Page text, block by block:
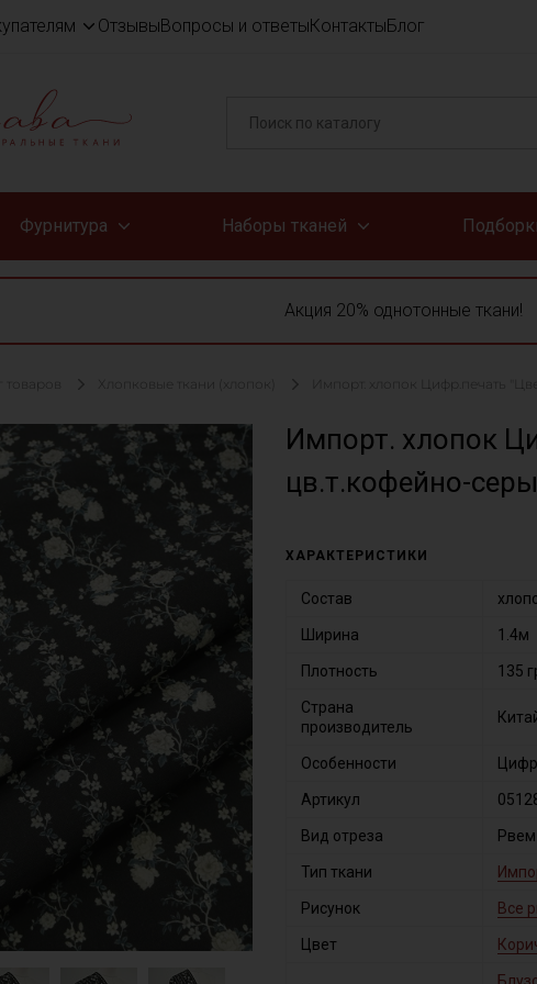
ОтзывыВопросы и ответыКонтактыБлог
Фурнитура Наборы тканей
Акция 20% однотонные ткани!
товаров Хлопковые ткани (хлопок) Импорт. хлопок Цифр.печать
Импорт. хлопок
цв.т.кофейно-
ХАРАКТЕРИСТИКИ
Состав
Ширина 1.4м
Плотность 135
Страна
производитель
Особенности
Артикул
Вид отреза Рвем
Тип ткани
Рисунок Все
Цвет